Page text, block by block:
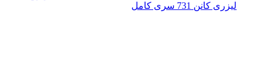
لیزری کانن 731 سری کامل